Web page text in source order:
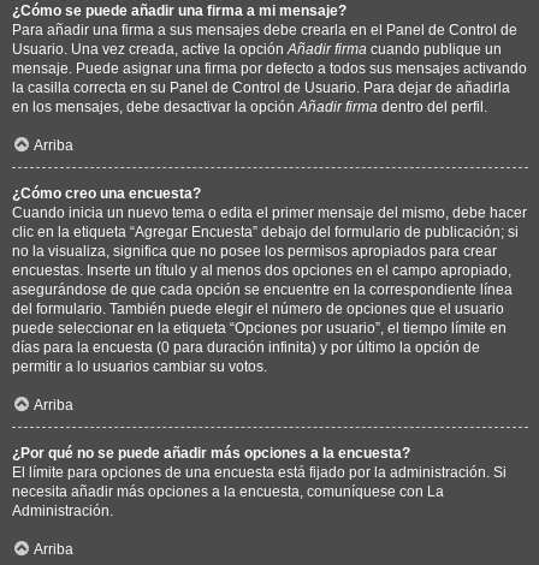
¿Cómo se puede añadir una firma a mi mensaje?
Para añadir una firma a sus mensajes debe crearla en el Panel de Control de
Usuario. Una vez creada, active la opción Añadir firma cuando publique un
mensaje. Puede asignar una firma por defecto a todos sus mensajes activando
la casilla correcta en su Panel de Control de Usuario. Para dejar de añadirla
en los mensajes, debe desactivar la opción Añadir firma dentro del perfil.
Arriba
¿Cómo creo una encuesta?
Cuando inicia un nuevo tema o edita el primer mensaje del mismo, debe hacer
clic en la etiqueta “Agregar Encuesta” debajo del formulario de publicación; si
no la visualiza, significa que no posee los permisos apropiados para crear
encuestas. Inserte un título y al menos dos opciones en el campo apropiado,
asegurándose de que cada opción se encuentre en la correspondiente línea
del formulario. También puede elegir el número de opciones que el usuario
puede seleccionar en la etiqueta “Opciones por usuario”, el tiempo límite en
días para la encuesta (0 para duración infinita) y por último la opción de
permitir a lo usuarios cambiar su votos.
Arriba
¿Por qué no se puede añadir más opciones a la encuesta?
El límite para opciones de una encuesta está fijado por la administración. Si
necesita añadir más opciones a la encuesta, comuníquese con La
Administración.
Arriba